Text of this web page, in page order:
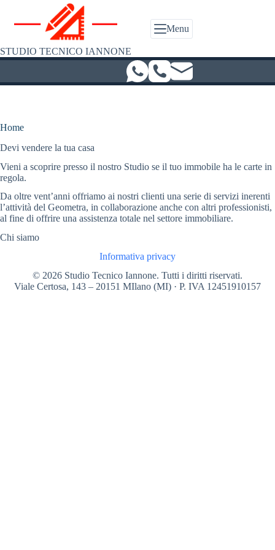
contenuto
STUDIO TECNICO IANNONE
Menu
Home
Devi vendere la tua casa
Vieni a scoprire presso il nostro Studio se il tuo immobile ha le carte in
regola.
Da oltre vent’anni offriamo ai nostri clienti una serie di servizi inerenti
l’attività del Geometra, in collaborazione anche con altri professionisti,
al fine di offrire una assistenza totale nel settore immobiliare.
Chi siamo
Informativa privacy
© 2026 Studio Tecnico Iannone. Tutti i diritti riservati.
Viale Certosa, 143 – 20151 MIlano (MI) · P. IVA 12451910157